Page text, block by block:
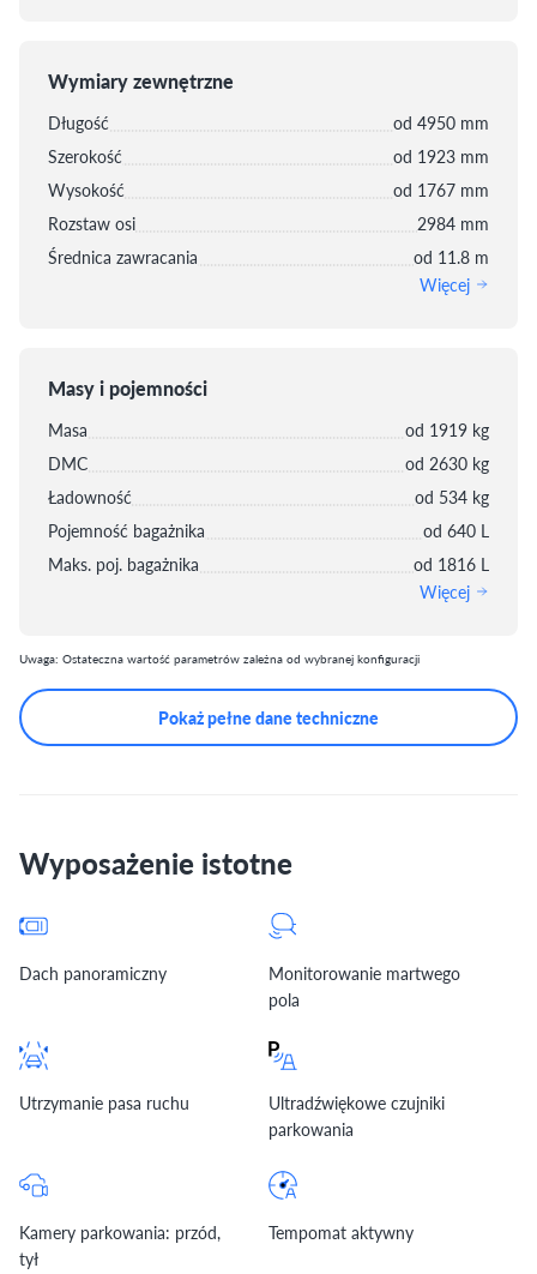
Wymiary zewnętrzne
Długość
od 4950 mm
Szerokość
od 1923 mm
Wysokość
od 1767 mm
Rozstaw osi
2984 mm
Średnica zawracania
od 11.8 m
Więcej
Masy i pojemności
Masa
od 1919 kg
DMC
od 2630 kg
Ładowność
od 534 kg
Pojemność bagażnika
od 640 L
Maks. poj. bagażnika
od 1816 L
Więcej
Uwaga: Ostateczna wartość parametrów zależna od wybranej konfiguracji
Pokaż pełne dane techniczne
Wyposażenie istotne
Dach panoramiczny
Monitorowanie martwego
pola
Utrzymanie pasa ruchu
Ultradźwiękowe czujniki
parkowania
Kamery parkowania: przód,
tył
Tempomat aktywny